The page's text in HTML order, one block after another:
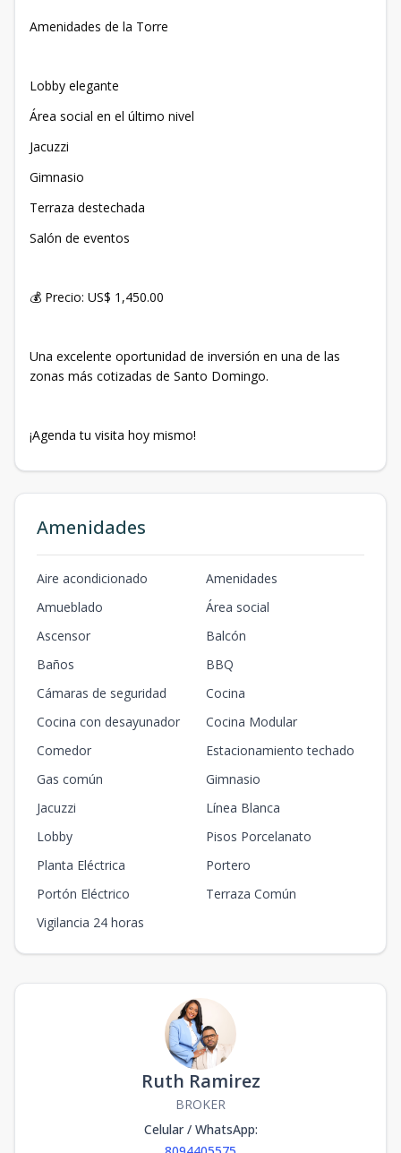
Amenidades de la Torre
Lobby elegante
Área social en el último nivel
Jacuzzi
Gimnasio
Terraza destechada
Salón de eventos
💰 Precio: US$ 1,450.00
Una excelente oportunidad de inversión en una de las
zonas más cotizadas de Santo Domingo.
¡Agenda tu visita hoy mismo!
Amenidades
Aire acondicionado
Amenidades
Amueblado
Área social
Ascensor
Balcón
Baños
BBQ
Cámaras de seguridad
Cocina
Cocina con desayunador
Cocina Modular
Comedor
Estacionamiento techado
Gas común
Gimnasio
Jacuzzi
Línea Blanca
Lobby
Pisos Porcelanato
Planta Eléctrica
Portero
Portón Eléctrico
Terraza Común
Vigilancia 24 horas
Ruth Ramirez
BROKER
Celular / WhatsApp: